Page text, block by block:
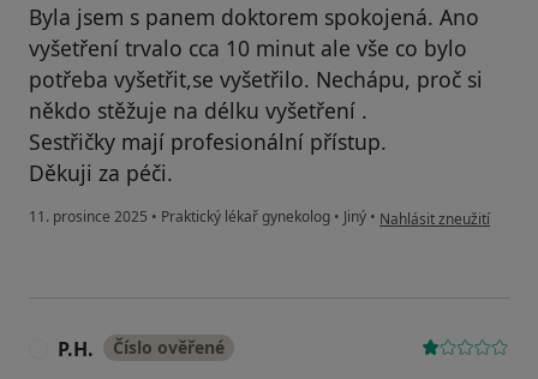
Byla jsem s panem doktorem spokojená. Ano
vyšetření trvalo cca 10 minut ale vše co bylo
potřeba vyšetřit,se vyšetřilo. Nechápu, proč si
někdo stěžuje na délku vyšetření ‍.
Sestřičky mají profesionální přístup.
Děkuji za péči.
11. prosince 2025 • Praktický lékař gynekolog • Jiný • podle názoru uživatele
Nahlásit zneužití
P.H. Číslo ověřené